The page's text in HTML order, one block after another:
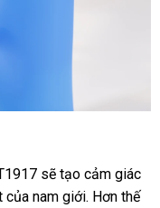
voucher
sẽ tạo cảm giác
sửa
của nam giớisửa
. kho
Hơn thế